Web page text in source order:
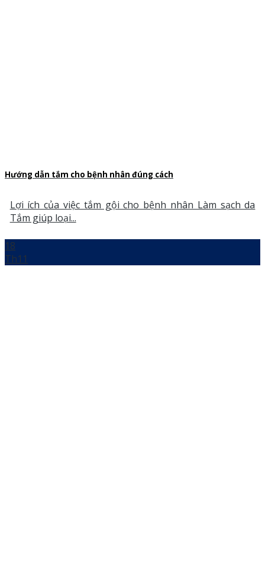
Hướng dẫn tắm cho bệnh nhân đúng cách
Lợi ích của việc tắm gội cho bệnh nhân Làm sạch da
Tắm giúp loại...
18
Th11